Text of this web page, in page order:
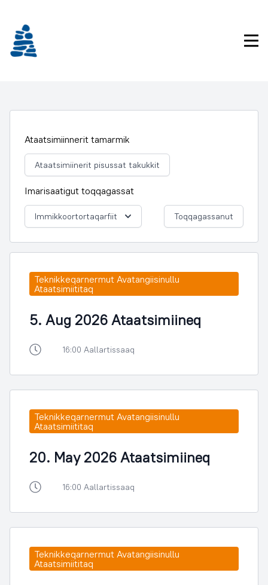
Ataatsimiinnerit tamarmik
Ataatsimiinerit pisussat takukkit
Imarisaatigut toqqagassat
Immikkoortortaqarfiit Toqqagassanut
Teknikkeqarnermut Avatangiisinullu
Ataatsimiititaq
5. Aug 2026 Ataatsimiineq
16:00 Aallartissaaq
Teknikkeqarnermut Avatangiisinullu
Ataatsimiititaq
20. May 2026 Ataatsimiineq
16:00 Aallartissaaq
Teknikkeqarnermut Avatangiisinullu
Ataatsimiititaq